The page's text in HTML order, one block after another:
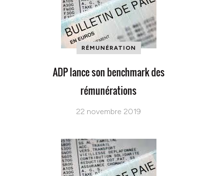
RÉMUNÉRATION
ADP lance son benchmark des
rémunérations
22 novembre 2019